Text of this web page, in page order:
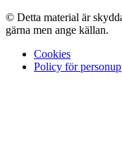
© Detta material är
gärna men ange källan.
Cookies
Policy för